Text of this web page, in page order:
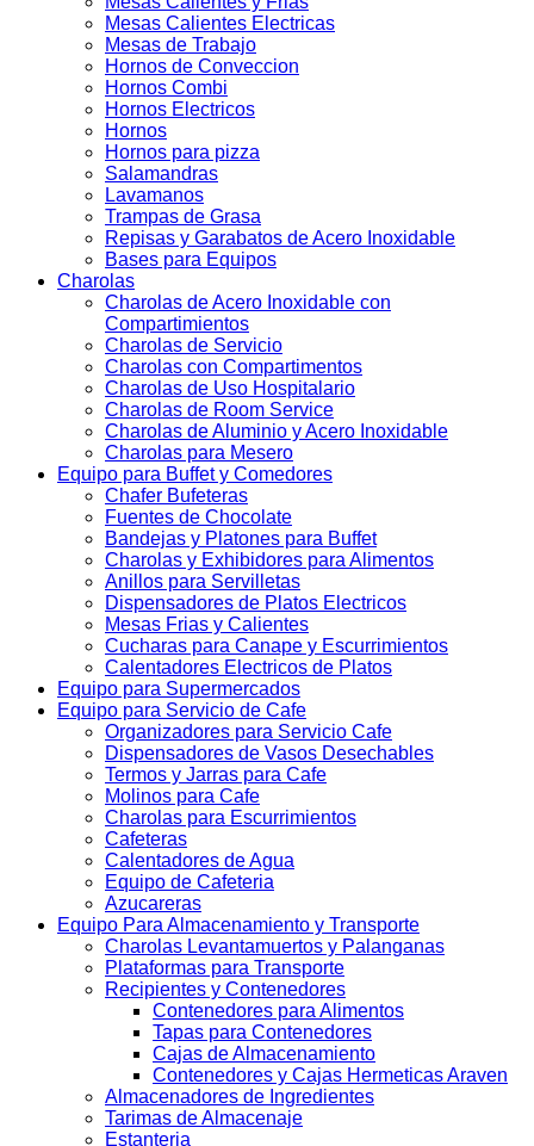
Mesas Calientes Electricas
Mesas de Trabajo
Hornos de Conveccion
Hornos Combi
Hornos Electricos
Hornos
Hornos para pizza
Salamandras
Lavamanos
Trampas de Grasa
Repisas y Garabatos de Acero Inoxidable
Bases para Equipos
Charolas
Charolas de Acero Inoxidable con
Compartimientos
Charolas de Servicio
Charolas con Compartimentos
Charolas de Uso Hospitalario
Charolas de Room Service
Charolas de Aluminio y Acero Inoxidable
Charolas para Mesero
Equipo para Buffet y Comedores
Chafer Bufeteras
Fuentes de Chocolate
Bandejas y Platones para Buffet
Charolas y Exhibidores para Alimentos
Anillos para Servilletas
Dispensadores de Platos Electricos
Mesas Frias y Calientes
Cucharas para Canape y Escurrimientos
Calentadores Electricos de Platos
Equipo para Supermercados
Equipo para Servicio de Cafe
Organizadores para Servicio Cafe
Dispensadores de Vasos Desechables
Termos y Jarras para Cafe
Molinos para Cafe
Charolas para Escurrimientos
Cafeteras
Calentadores de Agua
Equipo de Cafeteria
Azucareras
Equipo Para Almacenamiento y Transporte
Charolas Levantamuertos y Palanganas
Plataformas para Transporte
Recipientes y Contenedores
Contenedores para Alimentos
Tapas para Contenedores
Cajas de Almacenamiento
Contenedores y Cajas Hermeticas Araven
Almacenadores de Ingredientes
Tarimas de Almacenaje
Estanteria